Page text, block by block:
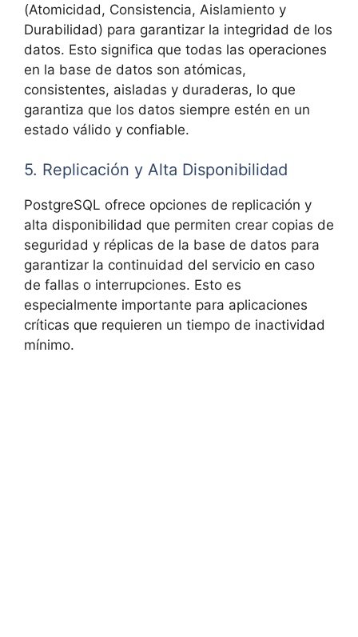
(Atomicidad, Consistencia, Aislamiento y
Durabilidad) para garantizar la integridad de los
datos. Esto significa que todas las operaciones
en la base de datos son atómicas,
consistentes, aisladas y duraderas, lo que
garantiza que los datos siempre estén en un
estado válido y confiable.
5. Replicación y Alta Disponibilidad
PostgreSQL ofrece opciones de replicación y
alta disponibilidad que permiten crear copias de
seguridad y réplicas de la base de datos para
garantizar la continuidad del servicio en caso
de fallas o interrupciones. Esto es
especialmente importante para aplicaciones
críticas que requieren un tiempo de inactividad
mínimo.